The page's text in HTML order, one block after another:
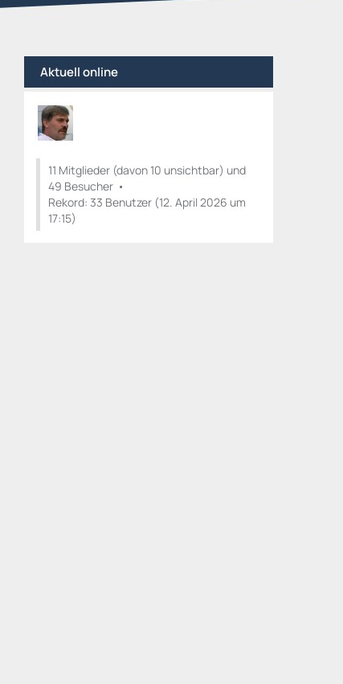
Aktuell online
11 Mitglieder (davon 10 unsichtbar) und
49 Besucher
Rekord: 33 Benutzer (12. April 2026 um
17:15)